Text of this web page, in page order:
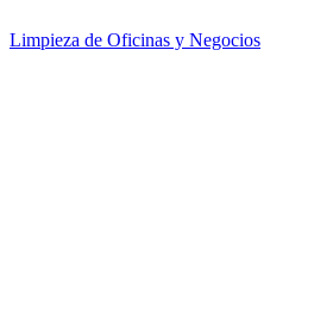
Limpieza de Oficinas y Negocios